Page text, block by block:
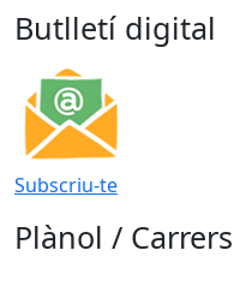
Butlletí digital
Subscriu-te
Plànol / Carrers